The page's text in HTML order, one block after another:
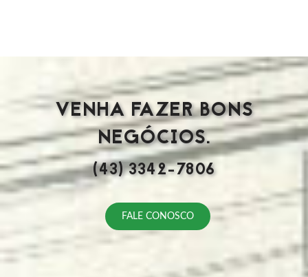
VENHA FAZER BONS
NEGÓCIOS.
(43) 3342-7806
FALE CONOSCO